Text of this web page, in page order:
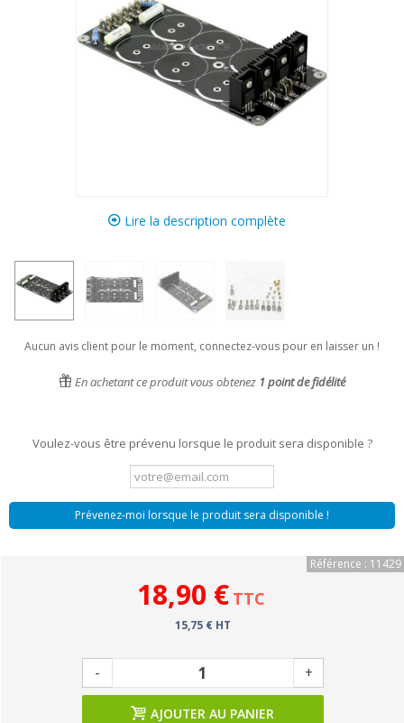
Lire la description complète
Aucun avis client pour le moment, connectez-vous pour en laisser un !
En achetant ce produit vous obtenez 1 point de fidélité
Voulez-vous être prévenu lorsque le produit sera disponible ?
Prévenez-moi lorsque le produit sera disponible !
Référence : 11429
18,90 € TTC
15,75 € HT
- +
AJOUTER AU PANIER